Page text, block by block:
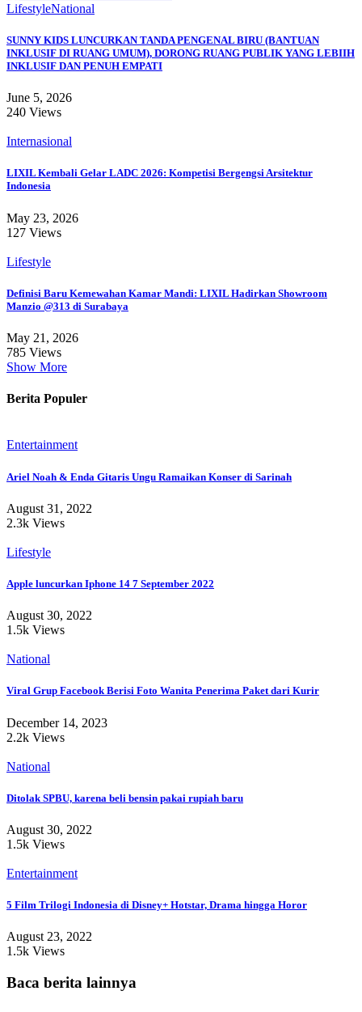
LifestyleNational
SUNNY KIDS LUNCURKAN TANDA PENGENAL BIRU (BANTUAN
INKLUSIF DI RUANG UMUM), DORONG RUANG PUBLIK YANG LEBIIH
INKLUSIF DAN PENUH EMPATI
June 5, 2026
240 Views
Internasional
LIXIL Kembali Gelar LADC 2026: Kompetisi Bergengsi Arsitektur
Indonesia
May 23, 2026
127 Views
Lifestyle
Definisi Baru Kemewahan Kamar Mandi: LIXIL Hadirkan Showroom
Manzio @313 di Surabaya
May 21, 2026
785 Views
Show More
Berita Populer
Entertainment
Ariel Noah & Enda Gitaris Ungu Ramaikan Konser di Sarinah
August 31, 2022
2.3k Views
Lifestyle
Apple luncurkan Iphone 14 7 September 2022
August 30, 2022
1.5k Views
National
Viral Grup Facebook Berisi Foto Wanita Penerima Paket dari Kurir
December 14, 2023
2.2k Views
National
Ditolak SPBU, karena beli bensin pakai rupiah baru
August 30, 2022
1.5k Views
Entertainment
5 Film Trilogi Indonesia di Disney+ Hotstar, Drama hingga Horor
August 23, 2022
1.5k Views
Baca berita lainnya